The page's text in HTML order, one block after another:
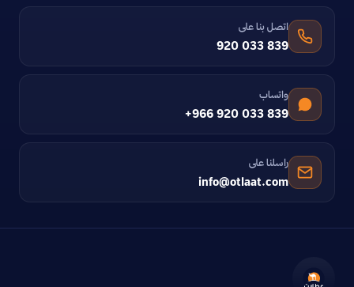
اتصل بنا على
920 033 839
واتساب
+966 920 033 839
راسلنا على
info@otlaat.com